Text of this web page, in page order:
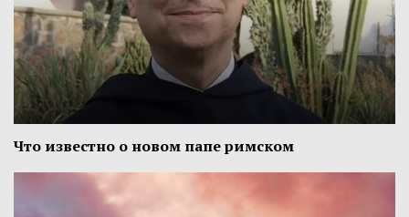
Что известно о новом папе римском